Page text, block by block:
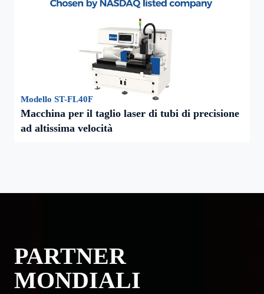
Modello ST-FL40F
Macchina per il taglio laser di tubi di precisione
ad altissima velocità
PARTNER
MONDIALI